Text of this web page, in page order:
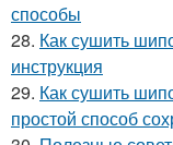
способы
28. Как сушить
инструкция
29. Как сушить
простой способ